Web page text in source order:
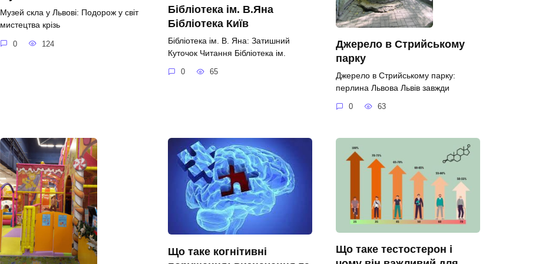
Музей скла у Львові: Подорож у світ
мистецтва крізь
0 124
Бібліотека ім. В.Яна
Бібліотека Київ
Бібліотека ім. В. Яна: Затишний
Куточок Читання Бібліотека ім.
0 65
Джерело в Стрийському
парку
Джерело в Стрийському парку:
перлина Львова Львів завжди
0 63
Що таке когнітивні
Що таке тестостерон і